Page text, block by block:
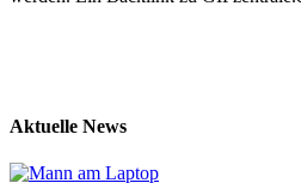
Aktuelle News